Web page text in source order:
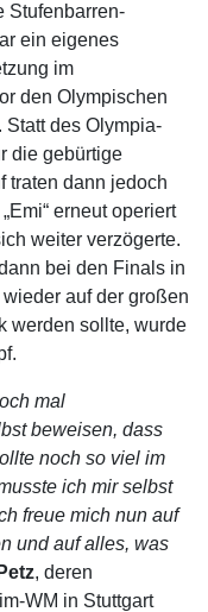
Stufenbarren-
ein eigenes
im
den Olympischen
des Olympia-
die gebürtige
traten dann jedoch
erneut operiert
weiter verzögerte.
bei den Finals in
auf der großen
werden sollte, wurde
mal
beweisen, dass
noch so viel im
ich mir selbst
freue mich nun auf
und auf alles, was
, deren
WM in Stuttgart